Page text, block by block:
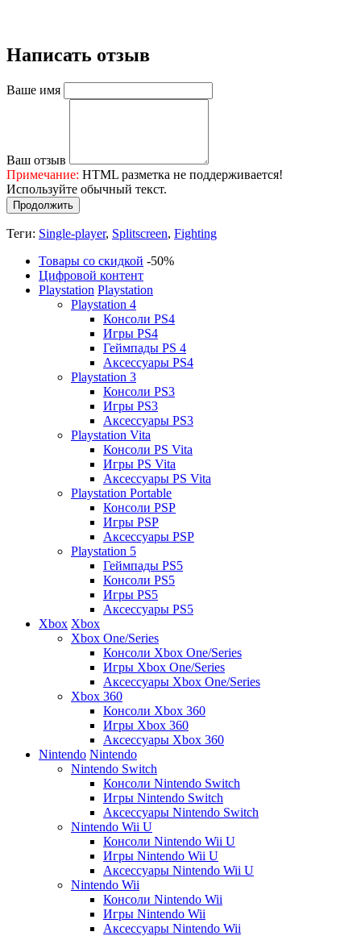
Написать отзыв
Ваше имя
Ваш отзыв
Примечание: HTML разметка не поддерживается!
Используйте обычный текст.
Продолжить
Теги: Single-player, Splitscreen, Fighting
Товары со скидкой -50%
Цифровой контент
Playstation Playstation
Playstation 4
Консоли PS4
Игры PS4
Геймпады PS 4
Аксессуары PS4
Playstation 3
Консоли PS3
Игры PS3
Аксессуары PS3
Playstation Vita
Консоли PS Vita
Игры PS Vita
Аксессуары PS Vita
Playstation Portable
Консоли PSP
Игры PSP
Аксессуары PSP
Playstation 5
Геймпады PS5
Консоли PS5
Игры PS5
Аксессуары PS5
Xbox Xbox
Xbox One/Series
Консоли Xbox One/Series
Игры Xbox One/Series
Аксессуары Xbox One/Series
Xbox 360
Консоли Xbox 360
Игры Xbox 360
Аксессуары Xbox 360
Nintendo Nintendo
Nintendo Switch
Консоли Nintendo Switch
Игры Nintendo Switch
Аксессуары Nintendo Switch
Nintendo Wii U
Консоли Nintendo Wii U
Игры Nintendo Wii U
Аксессуары Nintendo Wii U
Nintendo Wii
Консоли Nintendo Wii
Игры Nintendo Wii
Аксессуары Nintendo Wii